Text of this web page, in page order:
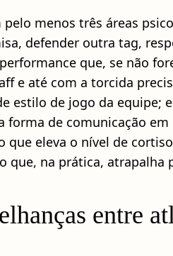
menos três áreas
defender outra tag,
que, se não
e até com a torcida
estilo de jogo da
forma de comunicação
que eleva o nível de
que, na prática,
entre